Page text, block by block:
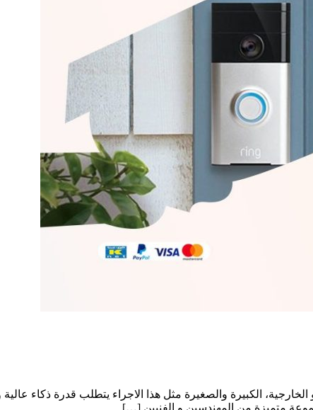
الكبيرة والصغيرة مثل هذا الاجراء يتطلب قدرة ذكاء
متميزة من المهندسين و الفنيين […]